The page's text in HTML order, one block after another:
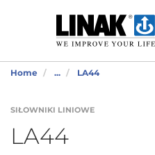
Home ... LA44
SIŁOWNIKI LINIOWE
LA44